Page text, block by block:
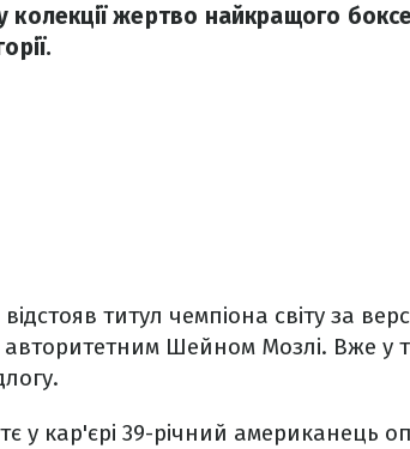
колекції жертво найкращого
титул чемпіона світу за
Шейном Мозлі. Вже у
у кар'єрі 39-річний американець